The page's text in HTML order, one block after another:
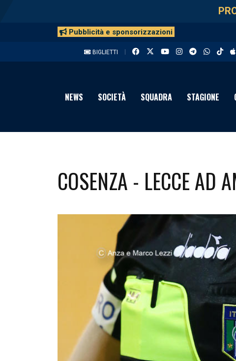
Pubblicità e sponsorizzazioni
BIGLIETTI
NEWS SOCIETÀ SQUADRA STAGIONE
COSENZA - LECCE AD